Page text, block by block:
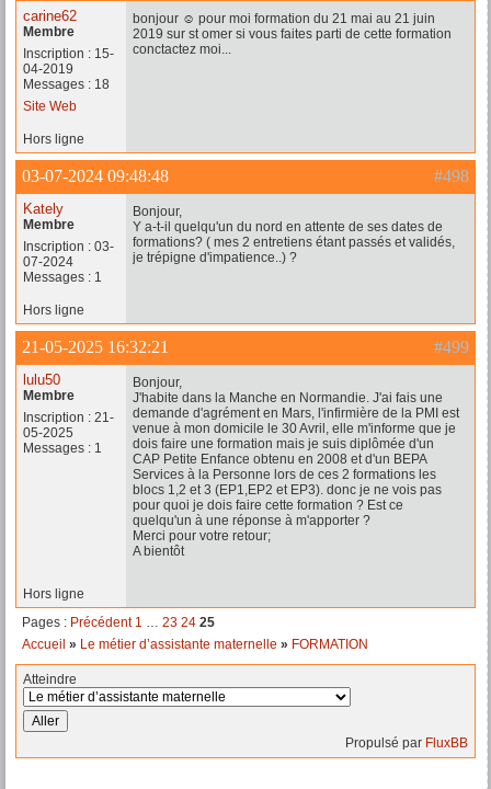
carine62
Membre
Inscription : 15-
04-2019
Messages : 18
Site Web
bonjour ☺ pour moi formation du 21 mai au 21 juin
2019 sur st omer si vous faites parti de cette formation
conctactez moi...
Hors ligne
#498
03-07-2024 09:48:48
Kately
Membre
Inscription : 03-
07-2024
Messages : 1
Bonjour,
Y a-t-il quelqu'un du nord en attente de ses dates de
formations? ( mes 2 entretiens étant passés et validés,
je trépigne d'impatience..) ?
Hors ligne
#499
21-05-2025 16:32:21
lulu50
Membre
Inscription : 21-
05-2025
Messages : 1
Bonjour,
J'habite dans la Manche en Normandie. J'ai fais une
demande d'agrément en Mars, l'infirmière de la PMI est
venue à mon domicile le 30 Avril, elle m'informe que je
dois faire une formation mais je suis diplômée d'un
CAP Petite Enfance obtenu en 2008 et d'un BEPA
Services à la Personne lors de ces 2 formations les
blocs 1,2 et 3 (EP1,EP2 et EP3). donc je ne vois pas
pour quoi je dois faire cette formation ? Est ce
quelqu'un à une réponse à m'apporter ?
Merci pour votre retour;
A bientôt
Hors ligne
Pages : Précédent 1 23 24 25
Accueil » Le métier d’assistante maternelle » FORMATION
Atteindre
Propulsé par FluxBB